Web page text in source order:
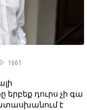
1661
երբեք դուրս չի գա
է